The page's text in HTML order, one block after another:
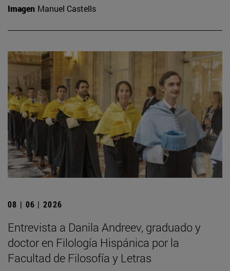
Imagen Manuel Castells
08 | 06 | 2026
Entrevista a Danila Andreev, graduado y
doctor en Filología Hispánica por la
Facultad de Filosofía y Letras